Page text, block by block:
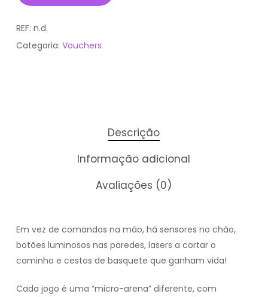
REF: n.d.
Categoria: Vouchers
Descrição
Informação adicional
Avaliações (0)
Em vez de comandos na mão, há sensores no chão,
botões luminosos nas paredes, lasers a cortar o
caminho e cestos de basquete que ganham vida!
Cada jogo é uma “micro-arena” diferente, com